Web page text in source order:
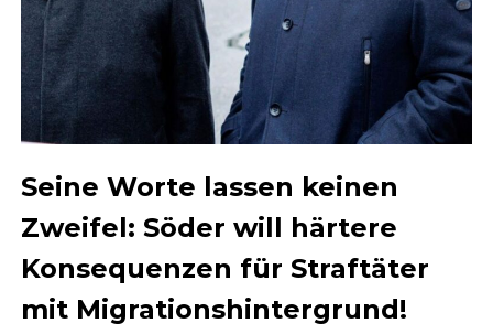
Seine Worte lassen keinen
Zweifel: Söder will härtere
Konsequenzen für Straftäter
mit Migrationshintergrund!